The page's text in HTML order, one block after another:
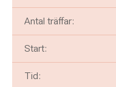
Antal träffar:
Start:
Tid: